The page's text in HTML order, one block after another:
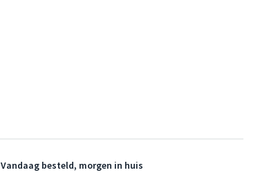
Vandaag besteld, morgen in huis